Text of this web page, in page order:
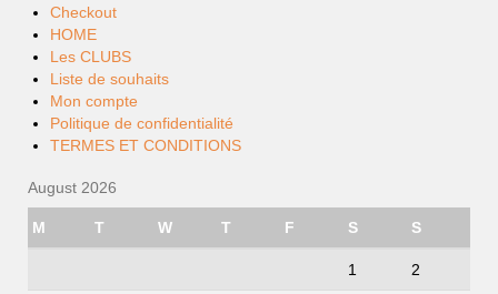
Checkout
HOME
Les CLUBS
Liste de souhaits
Mon compte
Politique de confidentialité
TERMES ET CONDITIONS
August 2026
M T W T F S S
1 2